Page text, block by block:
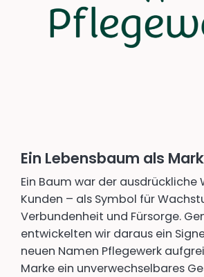
Ein Lebensbaum als
Ein Baum war der ausdrückliche
Kunden – als Symbol für
Verbundenheit und Fürsorge.
entwickelten wir daraus ein
neuen Namen Pflegewerk
Marke ein unverwechselbares